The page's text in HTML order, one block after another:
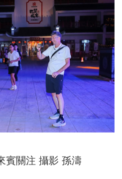
賓關注 攝影 孫濤